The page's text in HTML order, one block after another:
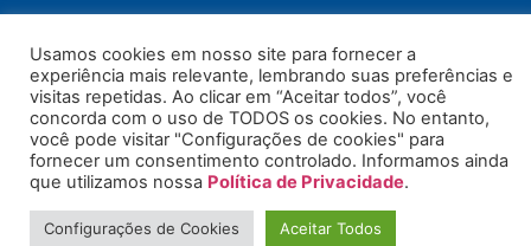
© 2026. Todos os Direitos Reservados.
Usamos cookies em nosso site para fornecer a
experiência mais relevante, lembrando suas preferências e
visitas repetidas. Ao clicar em “Aceitar todos”, você
concorda com o uso de TODOS os cookies. No entanto,
você pode visitar "Configurações de cookies" para
fornecer um consentimento controlado. Informamos ainda
que utilizamos nossa Política de Privacidade.
Configurações de Cookies Aceitar Todos